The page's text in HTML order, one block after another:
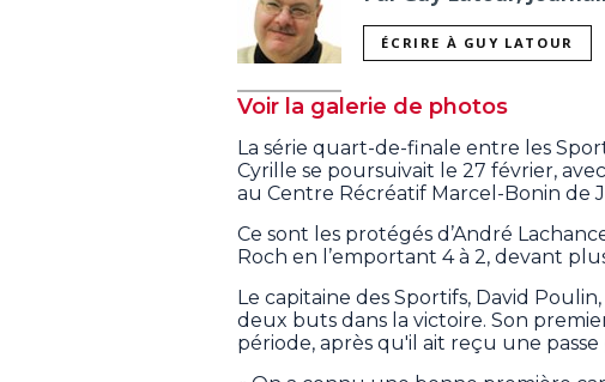
ÉCRIRE À GUY LATOUR
Voir la galerie de photos
La série quart-de-finale entre les
Cyrille se poursuivait le 27 février,
au Centre Récréatif Marcel-Bonin de
Ce sont les protégés d’André
Roch en l’emportant 4 à 2, devant
Le capitaine des Sportifs, David
deux buts dans la victoire. Son
période, après qu'il ait reçu une